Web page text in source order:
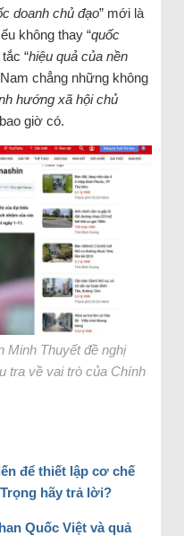
doanh chủ đạo” mới là
không thay “quốc
“hiệu quả của nền
chẳng những không
hướng xã hội chủ
giờ có.
Minh Thuyết đề nghị
tra về vai trò của Chính
để thiết lập cơ chế
hãy trả lời?
Quốc Việt và quả